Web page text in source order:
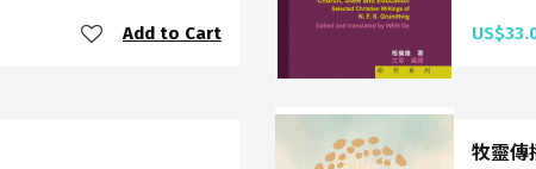
Add to Cart
牧靈傳